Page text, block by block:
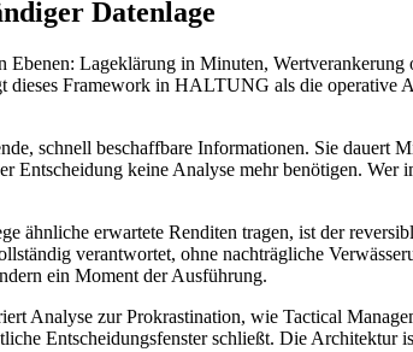
Datenlage
Lageklärung in Minuten,
Framework in HALTUNG als die operative
schnell beschaffbare Informationen. Sie dauert
keine Analyse mehr benötigen. Wer
erwartete Renditen tragen, ist der
verantwortet, ohne nachträgliche
ein Moment der Ausführung.
Analyse zur Prokrastination, wie Tactical
Entscheidungsfenster schließt. Die